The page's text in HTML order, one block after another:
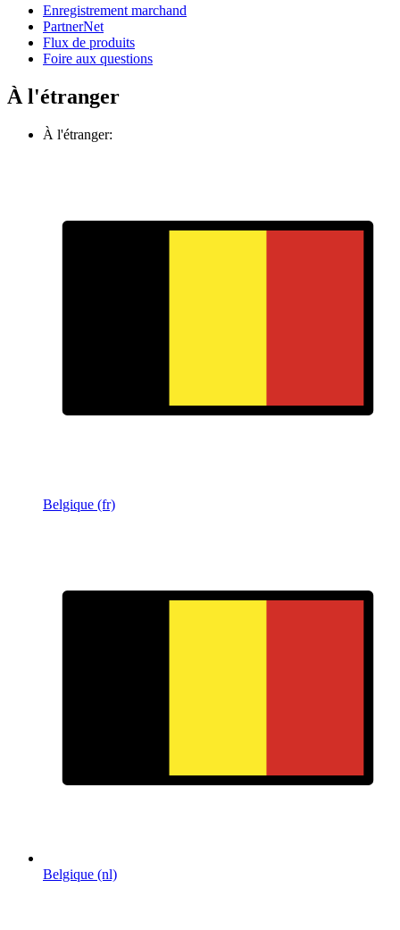
Enregistrement marchand
PartnerNet
Flux de produits
Foire aux questions
À l'étranger
À l'étranger:
Belgique (fr)
Belgique (nl)